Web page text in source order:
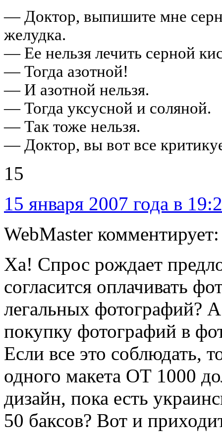
— Доктор, выпишите мне
желудка.
— Ее нельзя лечить серной
— Тогда азотной!
— И азотной нельзя.
— Тогда уксусной и соляной.
— Так тоже нельзя.
— Доктор, вы вот все
15
15 января 2007 года в
WebMaster комментирует:
Ха! Спрос рождает
согласится оплачивать
легальных фотографий? А
покупку фотографий в
Если все это соблюдать,
одного макета ОТ 1000
дизайн, пока есть
50 баксов? Вот и